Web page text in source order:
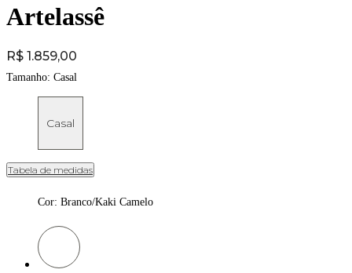
Artelassê
Price:
R$ 1.859,00
Tamanho: Casal
Casal
Tabela de medidas
Cor: Branco/Kaki Camelo
Cor: Branco/Kaki Camelo